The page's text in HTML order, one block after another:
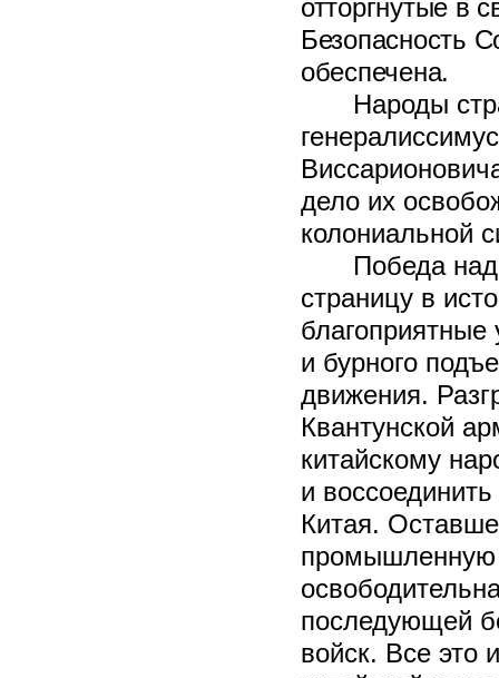
отторгнутые в
Безопасность
обеспечена.
Народы
дело их
колониальной
Победа
страницу в
и бурного
движения.
Квантунской
китайскому
и
Китая.
промышленную
последующей
войск. Все это